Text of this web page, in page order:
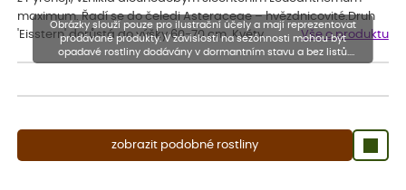
maximum. Řadí se do čeledi Asteraceae – hvězdnicovité.Druh
'Eisstern' dorůstá do výšky 60-70 cm. Květy…
Vše o produktu
zobrazit podobné rostliny
Obrázky slouží pouze pro ilustrační účely a mají reprezentovat
prodávané produkty. V závislosti na sezónnosti mohou být
opadavé rostliny dodávány v dormantním stavu a bez listů.
Rostliny mohou být také sestřiženy níže, než je uvedená výška,